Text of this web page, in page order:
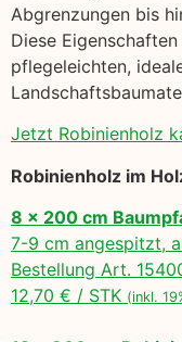
Abgrenzungen bis
Diese
pflegeleichten,
Jetzt Robinienholz
Robinienholz im
8 x 200 cm
7-9 cm angespitzt,
Bestellung Art.
12,70 € / STK (inkl.